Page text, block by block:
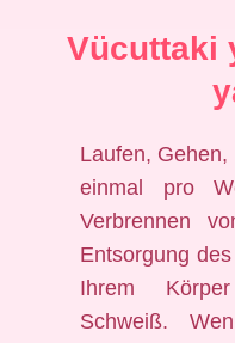
Vücuttaki
Laufen,
einmal pro
Verbrennen
Entsorgung
Ihrem
Schweiß.